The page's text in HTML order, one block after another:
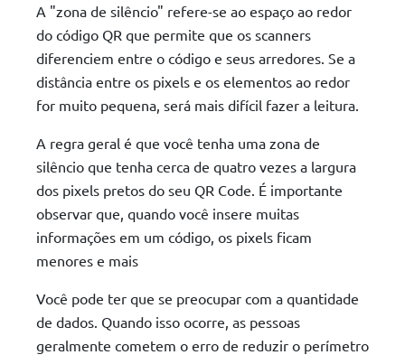
A "zona de silêncio" refere-se ao espaço ao redor
do código QR que permite que os scanners
diferenciem entre o código e seus arredores. Se a
distância entre os pixels e os elementos ao redor
for muito pequena, será mais difícil fazer a leitura.
A regra geral é que você tenha uma zona de
silêncio que tenha cerca de quatro vezes a largura
dos pixels pretos do seu QR Code. É importante
observar que, quando você insere muitas
informações em um código, os pixels ficam
menores e mais
Você pode ter que se preocupar com a quantidade
de dados. Quando isso ocorre, as pessoas
geralmente cometem o erro de reduzir o perímetro